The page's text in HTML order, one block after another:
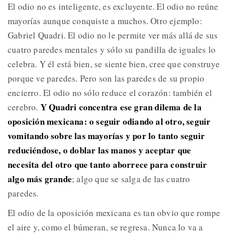
El odio no es inteligente, es excluyente. El odio no reúne
mayorías aunque conquiste a muchos. Otro ejemplo:
Gabriel Quadri. El odio no le permite ver más allá de sus
cuatro paredes mentales y sólo su pandilla de iguales lo
celebra. Y él está bien, se siente bien, cree que construye
porque ve paredes. Pero son las paredes de su propio
encierro. El odio no sólo reduce el corazón: también el
cerebro. Y Quadri concentra ese gran dilema de la
oposición mexicana: o seguir odiando al otro, seguir
vomitando sobre las mayorías y por lo tanto seguir
reduciéndose, o doblar las manos y aceptar que
necesita del otro que tanto aborrece para construir
algo más grande; algo que se salga de las cuatro
paredes.
El odio de la oposición mexicana es tan obvio que rompe
el aire y, como el búmeran, se regresa. Nunca lo va a